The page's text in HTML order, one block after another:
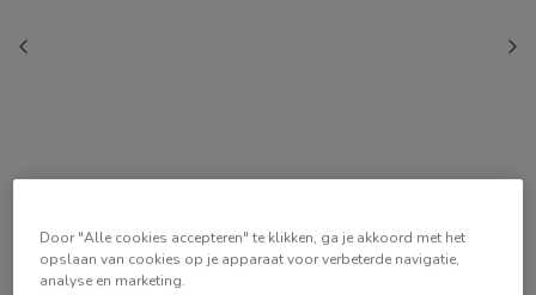
Door "Alle cookies accepteren" te klikken, ga je akkoord met het
opslaan van cookies op je apparaat voor verbeterde navigatie,
analyse en marketing.